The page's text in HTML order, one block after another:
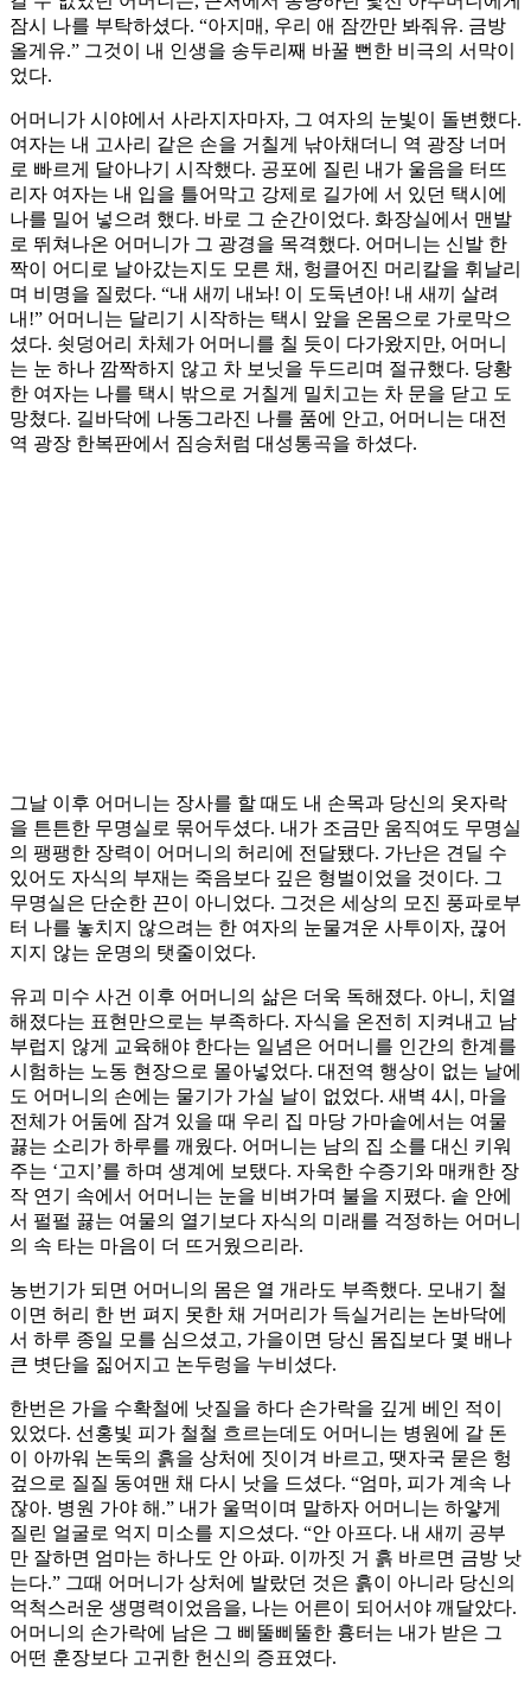
잠시 나를 부탁하셨다. “아지매, 우리 애 잠깐만 봐줘유. 금방
올게유.” 그것이 내 인생을 송두리째 바꿀 뻔한 비극의 서막이
었다.
​어머니가 시야에서 사라지자마자, 그 여자의 눈빛이 돌변했다.
여자는 내 고사리 같은 손을 거칠게 낚아채더니 역 광장 너머
로 빠르게 달아나기 시작했다. 공포에 질린 내가 울음을 터뜨
리자 여자는 내 입을 틀어막고 강제로 길가에 서 있던 택시에
나를 밀어 넣으려 했다. 바로 그 순간이었다. 화장실에서 맨발
로 뛰쳐나온 어머니가 그 광경을 목격했다. 어머니는 신발 한
짝이 어디로 날아갔는지도 모른 채, 헝클어진 머리칼을 휘날리
며 비명을 질렀다. ​“내 새끼 내놔! 이 도둑년아! 내 새끼 살려
내!” ​어머니는 달리기 시작하는 택시 앞을 온몸으로 가로막으
셨다. 쇳덩어리 차체가 어머니를 칠 듯이 다가왔지만, 어머니
는 눈 하나 깜짝하지 않고 차 보닛을 두드리며 절규했다. 당황
한 여자는 나를 택시 밖으로 거칠게 밀치고는 차 문을 닫고 도
망쳤다. 길바닥에 나동그라진 나를 품에 안고, 어머니는 대전
역 광장 한복판에서 짐승처럼 대성통곡을 하셨다.​
그날 이후 어머니는 장사를 할 때도 내 손목과 당신의 옷자락
을 튼튼한 무명실로 묶어두셨다. 내가 조금만 움직여도 무명실
의 팽팽한 장력이 어머니의 허리에 전달됐다. 가난은 견딜 수
있어도 자식의 부재는 죽음보다 깊은 형벌이었을 것이다. 그
무명실은 단순한 끈이 아니었다. 그것은 세상의 모진 풍파로부
터 나를 놓치지 않으려는 한 여자의 눈물겨운 사투이자, 끊어
지지 않는 운명의 탯줄이었다.
유괴 미수 사건 이후 어머니의 삶은 더욱 독해졌다. 아니, 치열
해졌다는 표현만으로는 부족하다. 자식을 온전히 지켜내고 남
부럽지 않게 교육해야 한다는 일념은 어머니를 인간의 한계를
시험하는 노동 현장으로 몰아넣었다. 대전역 행상이 없는 날에
도 어머니의 손에는 물기가 가실 날이 없었다.​ 새벽 4시, 마을
전체가 어둠에 잠겨 있을 때 우리 집 마당 가마솥에서는 여물
끓는 소리가 하루를 깨웠다. 어머니는 남의 집 소를 대신 키워
주는 ‘고지’를 하며 생계에 보탰다. 자욱한 수증기와 매캐한 장
작 연기 속에서 어머니는 눈을 비벼가며 불을 지폈다. 솥 안에
서 펄펄 끓는 여물의 열기보다 자식의 미래를 걱정하는 어머니
의 속 타는 마음이 더 뜨거웠으리라.​
농번기가 되면 어머니의 몸은 열 개라도 부족했다. 모내기 철
이면 허리 한 번 펴지 못한 채 거머리가 득실거리는 논바닥에
서 하루 종일 모를 심으셨고, 가을이면 당신 몸집보다 몇 배나
큰 볏단을 짊어지고 논두렁을 누비셨다.
한번은 가을 수확철에 낫질을 하다 손가락을 깊게 베인 적이
있었다. 선홍빛 피가 철철 흐르는데도 어머니는 병원에 갈 돈
이 아까워 논둑의 흙을 상처에 짓이겨 바르고, 땟자국 묻은 헝
겊으로 질질 동여맨 채 다시 낫을 드셨다.​ “엄마, 피가 계속 나
잖아. 병원 가야 해.” 내가 울먹이며 말하자 어머니는 하얗게
질린 얼굴로 억지 미소를 지으셨다. “안 아프다. 내 새끼 공부
만 잘하면 엄마는 하나도 안 아파. 이까짓 거 흙 바르면 금방 낫
는다.” 그때 어머니가 상처에 발랐던 것은 흙이 아니라 당신의
억척스러운 생명력이었음을, 나는 어른이 되어서야 깨달았다.
어머니의 손가락에 남은 그 삐뚤삐뚤한 흉터는 내가 받은 그
어떤 훈장보다 고귀한 헌신의 증표였다.